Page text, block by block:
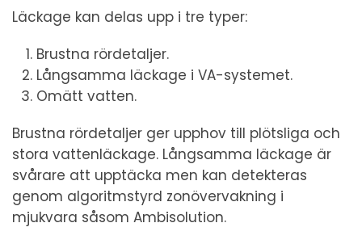
Läckage kan delas upp i tre typer:
Brustna rördetaljer.
Långsamma läckage i VA-systemet.
Omätt vatten.
Brustna rördetaljer ger upphov till plötsliga och
stora vattenläckage. Långsamma läckage är
svårare att upptäcka men kan detekteras
genom algoritmstyrd zonövervakning i
mjukvara såsom Ambisolution.